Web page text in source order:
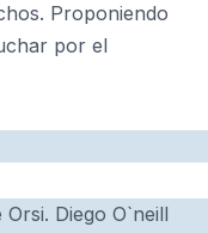
Proponiendo
por el
Diego O`neill